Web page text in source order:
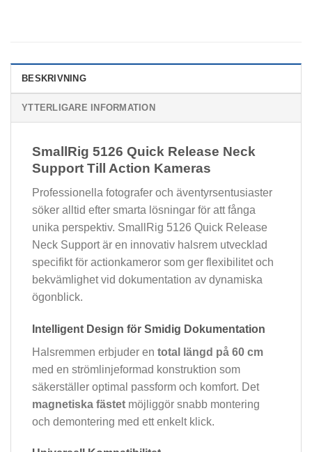
BESKRIVNING
YTTERLIGARE INFORMATION
SmallRig 5126 Quick Release Neck
Support Till Action Kameras
Professionella fotografer och äventyrsentusiaster
söker alltid efter smarta lösningar för att fånga
unika perspektiv. SmallRig 5126 Quick Release
Neck Support är en innovativ halsrem utvecklad
specifikt för actionkameror som ger flexibilitet och
bekvämlighet vid dokumentation av dynamiska
ögonblick.
Intelligent Design för Smidig Dokumentation
Halsremmen erbjuder en total längd på 60 cm
med en strömlinjeformad konstruktion som
säkerställer optimal passform och komfort. Det
magnetiska fästet möjliggör snabb montering
och demontering med ett enkelt klick.